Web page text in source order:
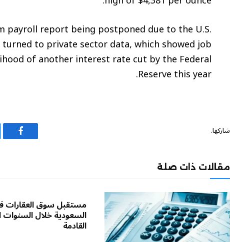
report being postponed due to the U.S.
to private sector data, which showed job
of another interest rate cut by the Federal
Reserve this year.
شاركها.
مقالات ذات صلة
مستقبل سوق العقارات
السعودية خلال
القادمة